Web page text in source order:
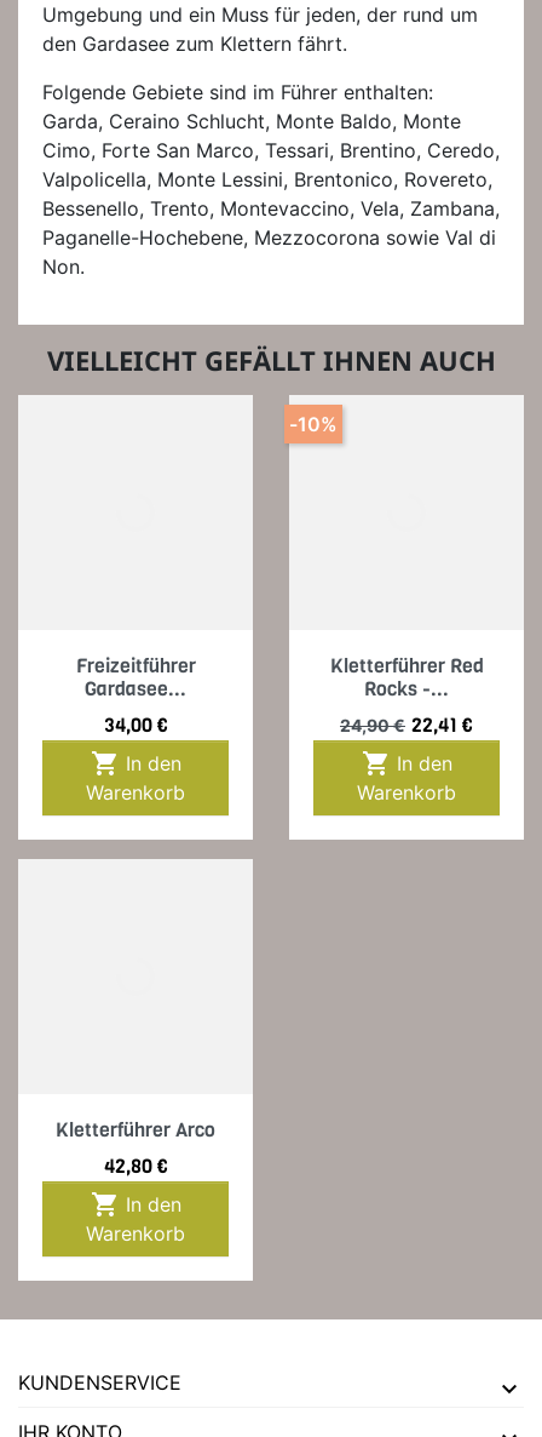
Umgebung und ein Muss für jeden, der rund um
den Gardasee zum Klettern fährt.
Folgende Gebiete sind im Führer enthalten:
Garda, Ceraino Schlucht, Monte Baldo, Monte
Cimo, Forte San Marco, Tessari, Brentino, Ceredo,
Valpolicella, Monte Lessini, Brentonico, Rovereto,
Bessenello, Trento, Montevaccino, Vela, Zambana,
Paganelle-Hochebene, Mezzocorona sowie Val di
Non.
VIELLEICHT GEFÄLLT IHNEN AUCH
Freizeitführer
Gardasee...
Preis
34,00 €

Warenkorb
Kletterführer Red
Rocks -...
Verkaufspreis
24,90 € Preis
22,41 €

Warenkorb
-10%
Kletterführer Arco
Preis
42,80 €

Warenkorb
KUNDENSERVICE
IHR KONTO